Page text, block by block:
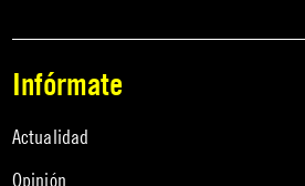
Infórmate
Actualidad
Opinión